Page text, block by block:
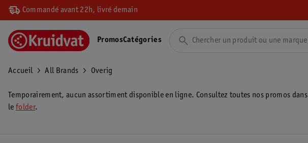
Commandé avant 22h, livré demain
PromosCatégories
Accueil All Brands Overig
Temporairement, aucun assortiment disponible en ligne. Consultez toutes nos promos dans
le folder.